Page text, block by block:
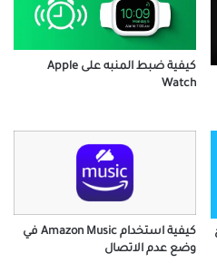
كيفية ضبط المنبه على Apple
Watch
كيفية استخدام Amazon Music في
وضع عدم الاتصال